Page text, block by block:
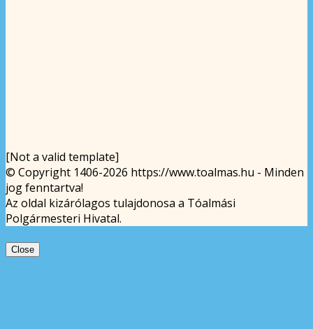
[Not a valid template]
© Copyright 1406-2026 https://www.toalmas.hu - Minden
jog fenntartva!
Az oldal kizárólagos tulajdonosa a Tóalmási
Polgármesteri Hivatal.
Close